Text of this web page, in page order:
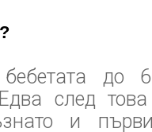
бебетата до
след
и